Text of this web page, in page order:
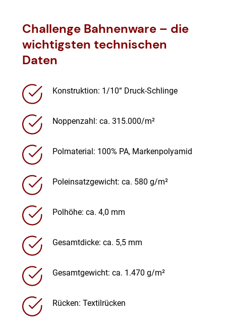
Challenge Bahnenware – die
wichtigsten technischen
Daten
Konstruktion: 1/10“ Druck-Schlinge
Noppenzahl: ca. 315.000/m²
Polmaterial: 100% PA, Markenpolyamid
Poleinsatzgewicht: ca. 580 g/m²
Polhöhe: ca. 4,0 mm
Gesamtdicke: ca. 5,5 mm
Gesamtgewicht: ca. 1.470 g/m²
Rücken: Textilrücken